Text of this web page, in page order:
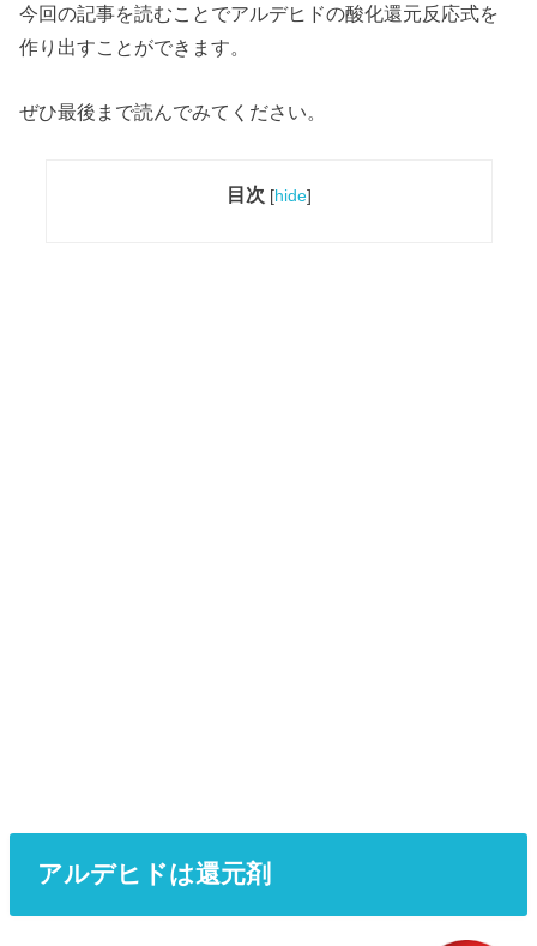
今回の記事を読むことでアルデヒドの酸化還元反応式を
作り出すことができます。
ぜひ最後まで読んでみてください。
目次 [hide]
アルデヒドは還元剤